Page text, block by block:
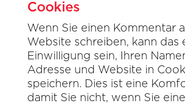
Cookies
Wenn Sie einen Kommentar
Website schreiben, kann das
Einwilligung sein, Ihren
Adresse und Website in
speichern. Dies ist eine
damit Sie nicht, wenn Sie